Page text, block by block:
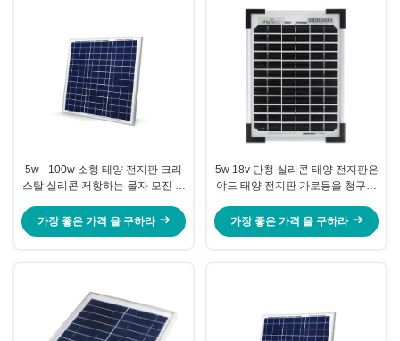
5w - 100w 소형 태양 전지판 크리
스탈 실리콘 저항하는 물자 모진 바
가장 좋은 가격 을 구하라
5w 18v 단청 실리콘 태양 전지판은
야드 태양 전지판 가로등을 청구합
가장 좋은 가격 을 구하라